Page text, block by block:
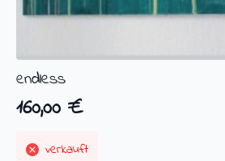
endless
160,00 €
verkauft